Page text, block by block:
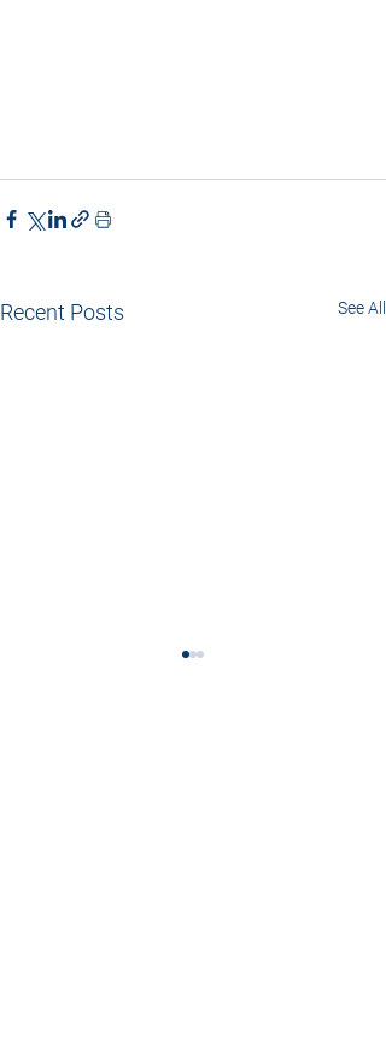
Recent Posts See All